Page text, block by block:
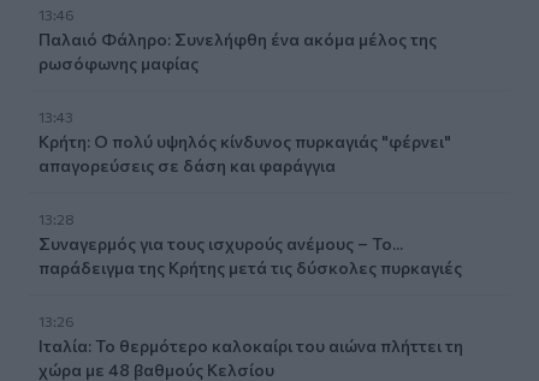
13:46
Παλαιό Φάληρο: Συνελήφθη ένα ακόμα μέλος της
ρωσόφωνης μαφίας
13:43
Κρήτη: Ο πολύ υψηλός κίνδυνος πυρκαγιάς "φέρνει"
απαγορεύσεις σε δάση και φαράγγια
13:28
Συναγερμός για τους ισχυρούς ανέμους – Το...
παράδειγμα της Κρήτης μετά τις δύσκολες πυρκαγιές
13:26
Ιταλία: Το θερμότερο καλοκαίρι του αιώνα πλήττει τη
χώρα με 48 βαθμούς Κελσίου